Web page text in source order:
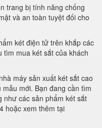
trang bị tính năng chống
và an toàn tuyệt đối cho
két điện tử trên khắp các
tìm mua két sắt của khách
máy sản xuất két sắt cao
mới. Bạn đang cần tìm
như các sản phẩm két sắt
hoặc xem thêm tại